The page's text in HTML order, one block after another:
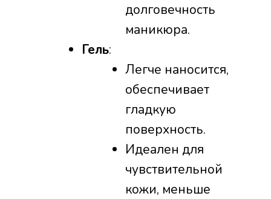
долговечность
маникюра.
Гель:
Легче наносится,
обеспечивает
гладкую
поверхность.
Идеален для
чувствительной
кожи, меньше